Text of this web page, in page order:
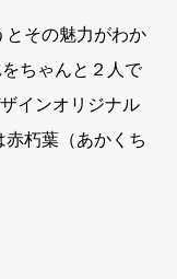
とその魅力がわか
ちゃんと２人で
インオリジナル
朽葉（あかくち